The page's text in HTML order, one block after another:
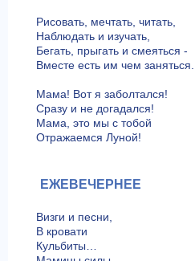
Рисовать, мечтать, читать,
Наблюдать и изучать,
Бегать, прыгать и смеяться -
Вместе есть им чем заняться...
Мама! Вот я заболтался!
Сразу и не догадался!
Мама, это мы с тобой
Отражаемся Луной!
ЕЖЕВЕЧЕРНЕЕ
Визги и песни,
В кровати
Кульбиты…